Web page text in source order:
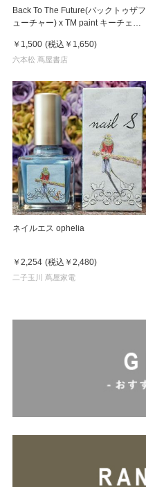
Back To The Future(バックトゥザフ
ューチャー) x TM paint キーチェー
￥1,500 (税込 ￥1,650)
六本松 蔦屋書店
ネイルエス ophelia
￥2,254 (税込 ￥2,480)
二子玉川 蔦屋家電